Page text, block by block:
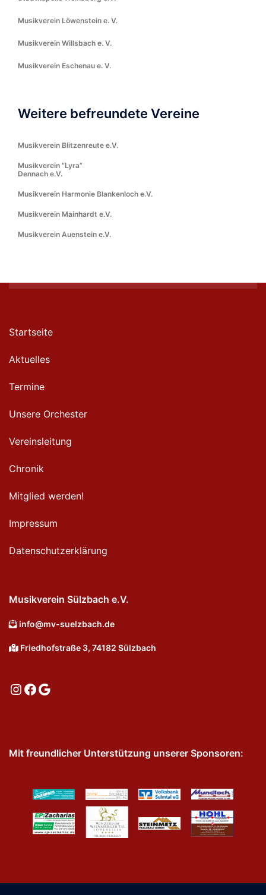
Musikverein Löwenstein e. V.
Musikverein Willsbach e. V.
Musikverein Eschenau e. V.
Weitere befreundete Vereine
Musikverein Blitzenreute e.V.
Musikverein “Lyra”
Dennach e.V.
Musikverein Harmonie Blankenloch e.V.
Musikverein Mainhardt e.V.
Musikverein Auenstein e.V.
Startseite
Aktuelles
Termine
Unsere Orchester
Vereinsleitung
Chronik
Mitglied werden!
Impressum
Datenschutzerklärung
Musikverein Sülzbach e.V.
info@mv-suelzbach.de
Friedhofstraße 3, 74182 Sülzbach
Instagram
Facebook
Google
Mit freundlicher Unterstützung unserer Sponsoren: